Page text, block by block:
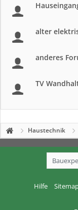
alter
anderes
TV
Haustechnik
Hilfe